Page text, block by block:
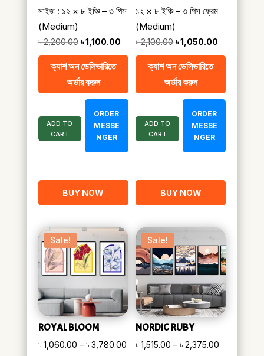
সাইজ : ১২ × ৮ ইঞ্চি – ৩ পিস
(Medium)
৳2,200.00 Original
price
was:
৳ 2,200.00.
৳1,100.00Current
price
ক্যাশ অন ডেলিভারিতে
অর্ডার করুন
ADD TO
CART
ORDER
MESSE
NGER
BUY NOW
১২ × ৮ ইঞ্চি – ৩ পিস ফ্রেম
(Medium)
৳2,100.00 Original
price
was:
৳ 2,100.00.
৳1,050.00
price
ক্যাশ অন ডেলিভারিতে
অর্ডার করুন
ADD TO
CART
ORDER
MESSE
NGER
BUY NOW
Sale!
ROYAL BLOOM
৳ 1,060.00 – ৳ 3,780.00Price
Sale!
NORDIC RUBY
৳1,515.00 – ৳2,375.00